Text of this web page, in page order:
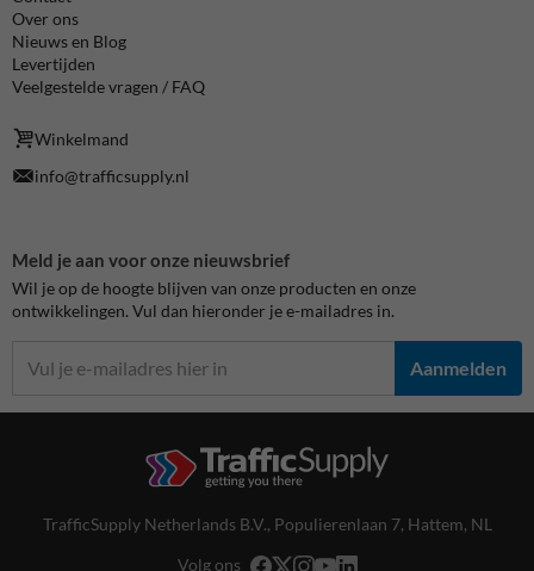
Over ons
Nieuws en Blog
Levertijden
Veelgestelde vragen / FAQ
Winkelmand
info@trafficsupply.nl
Meld je aan voor onze nieuwsbrief
Wil je op de hoogte blijven van onze producten en onze
ontwikkelingen. Vul dan hieronder je e-mailadres in.
Aanmelden
TrafficSupply Netherlands B.V., Populierenlaan 7, Hattem, NL
Volg ons